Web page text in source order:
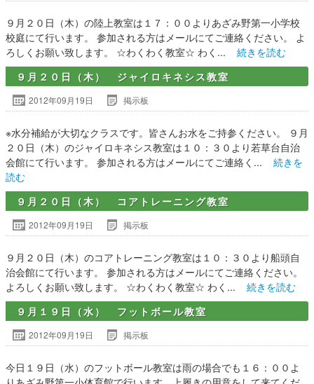
９月２０日（木）の陸上教室は１７：００よりあざみ野第一小学校
校庭にて行います。 参加される方はメールにてご連絡ください。 よ
ろしくお願い致します。 ☆わくわく教室☆ わく... 続きを読む
９月２０日（木） ジャイロキネシス教室
2012年09月19日 掲示板
※水分補給が大切なクラスです。皆さんお水をご持参ください。 ９月
２０日（木）のジャイロキネシス教室は１０：３０より若草台自治
会館にて行います。 参加される方はメールにてご連絡く... 続きを
読む
９月２０日（木） コアトレーニング教室
2012年09月19日 掲示板
９月２０日（木）のコアトレーニング教室は１０：３０より船頭自
治会館にて行います。 参加される方はメールにてご連絡ください。
よろしくお願い致します。 ☆わくわく教室☆ わく... 続きを読む
９月１９日（水） フットボール教室
2012年09月19日 掲示板
今日１９日（水）のフットボール教室は雨の場合でも１６：００よ